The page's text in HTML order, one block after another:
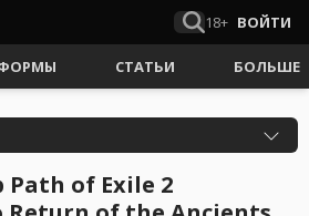
18+ ВОЙТИ
СТАТЬИ БОЛЬШЕ
of Exile 2